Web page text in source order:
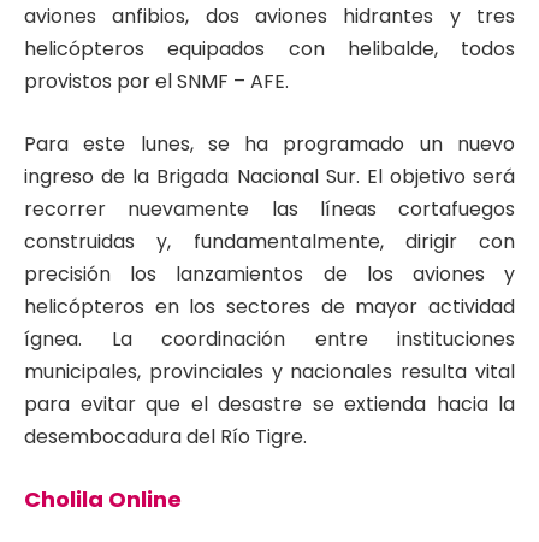
aviones anfibios, dos aviones hidrantes y tres
helicópteros equipados con helibalde, todos
provistos por el SNMF – AFE.
Para este lunes, se ha programado un nuevo
ingreso de la Brigada Nacional Sur. El objetivo será
recorrer nuevamente las líneas cortafuegos
construidas y, fundamentalmente, dirigir con
precisión los lanzamientos de los aviones y
helicópteros en los sectores de mayor actividad
ígnea. La coordinación entre instituciones
municipales, provinciales y nacionales resulta vital
para evitar que el desastre se extienda hacia la
desembocadura del Río Tigre.
Cholila Online